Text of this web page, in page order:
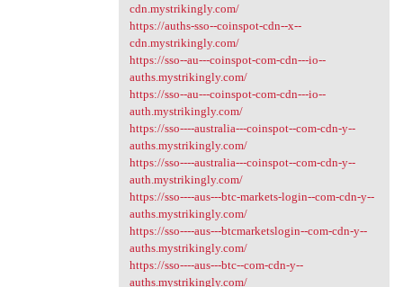
cdn.mystrikingly.com/
https://auths-sso--coinspot-cdn--x--
cdn.mystrikingly.com/
https://sso--au---coinspot-com-cdn---io--
auths.mystrikingly.com/
https://sso--au---coinspot-com-cdn---io--
auth.mystrikingly.com/
https://sso----australia---coinspot--com-cdn-y--
auths.mystrikingly.com/
https://sso----australia---coinspot--com-cdn-y--
auth.mystrikingly.com/
https://sso----aus---btc-markets-login--com-cdn-y--
auths.mystrikingly.com/
https://sso----aus---btcmarketslogin--com-cdn-y--
auths.mystrikingly.com/
https://sso----aus---btc--com-cdn-y--
auths.mystrikingly.com/